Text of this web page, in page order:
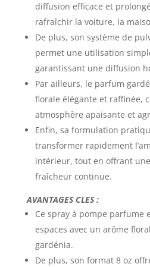
diffusion efficace et
rafraîchir la voiture, la
De plus, son système de
permet une utilisation
garantissant une diffusion
Par ailleurs, le parfum
florale élégante et raffinée,
atmosphère apaisante et
Enfin, sa formulation
transformer rapidement
intérieur, tout en offrant
fraîcheur continue.
AVANTAGES CLES :
Ce spray à pompe parfume
espaces avec un arôme
gardénia.
De plus, son format 8 oz